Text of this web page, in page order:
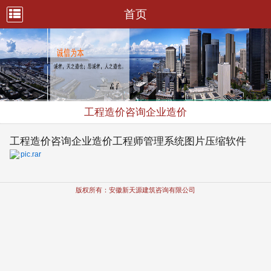
首页
工程造价咨询企业造价
工程造价咨询企业造价工程师管理系统图片压缩软件
pic.rar
版权所有：安徽新天源建筑咨询有限公司